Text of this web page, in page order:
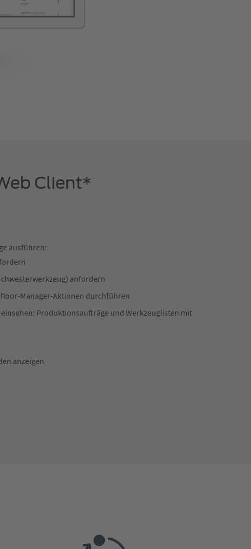
Client*
ausführen:
anfordern
Manager-Aktionen durchführen
Produktionsaufträge und Werkzeuglisten mit
anzeigen